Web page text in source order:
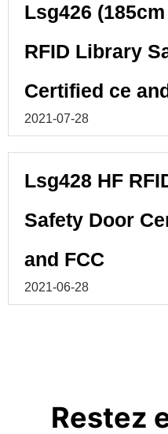
Lsg426
RFID Library
Certified ce
2021-07-28
Lsg428 HF
Safety Door
and FCC
2021-06-28
Restez